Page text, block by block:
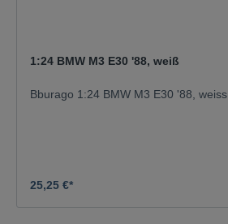
1:24 BMW M3 E30 '88, weiß
Bburago 1:24 BMW M3 E30 '88, weiss
25,25 €*